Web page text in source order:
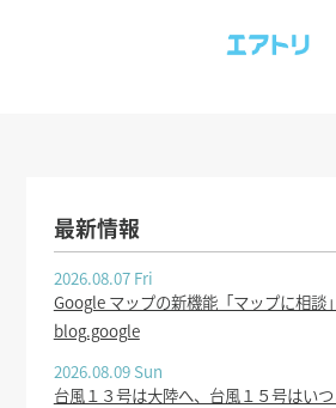
最新情報
2026.08.07 Fri
Google マップの新機能「マップに相談
blog.google
2026.08.09 Sun
台風１３号は大陸へ、台風１５号はい